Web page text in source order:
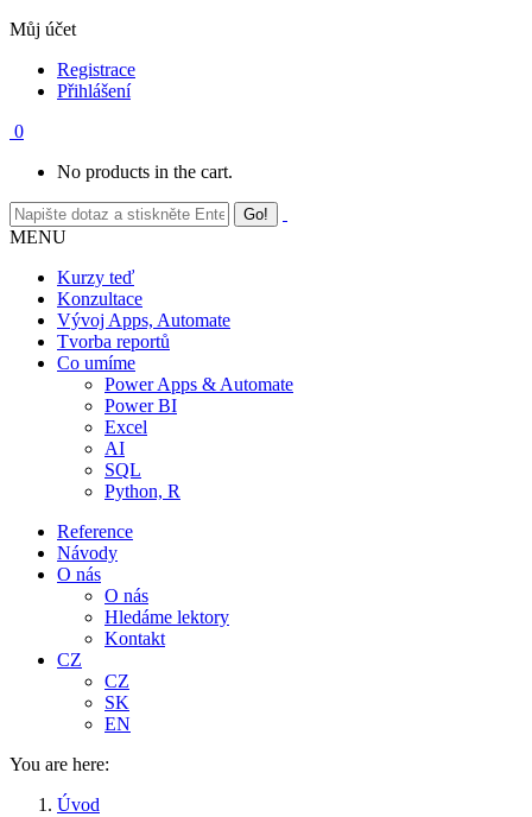
Můj účet
Registrace
Přihlášení
0
No products in the cart.
MENU
Kurzy teď
Konzultace
Vývoj Apps, Automate
Tvorba reportů
Co umíme
Power Apps & Automate
Power BI
Excel
AI
SQL
Python, R
Reference
Návody
O nás
O nás
Hledáme lektory
Kontakt
CZ
CZ
SK
EN
You are here:
Úvod